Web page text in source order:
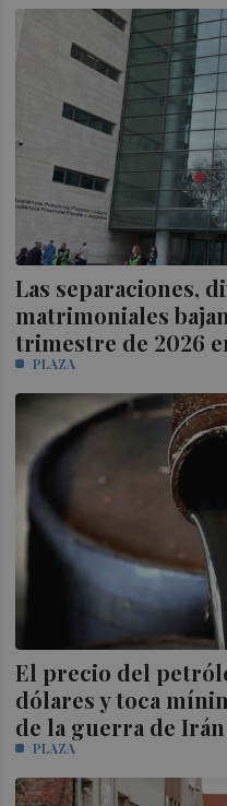
Las separaciones,
matrimoniales
trimestre de 2026
PLAZA
El precio del
dólares y toca
de la guerra de Irán
PLAZA